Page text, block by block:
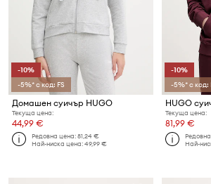
-10%
-5%* с код: FS
Домашен суичър HUGO
Текуща цена:
44,99 €
Редовна цена:81,24 €
Най-ниска цена:49,99 €
-10%
-5%* с код:
Текуща цена:
81,99 €
Най-